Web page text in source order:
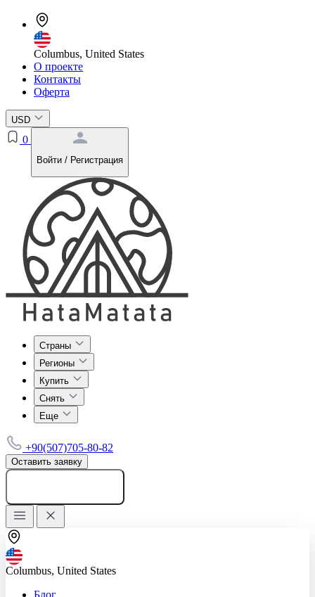
Columbus, United States
О проекте
Контакты
Оферта
USD
0
Войти / Регистрация
Страны
Регионы
Купить
Снять
Еще
+90(507)705-80-82
Оставить заявку
Columbus, United States
Блог